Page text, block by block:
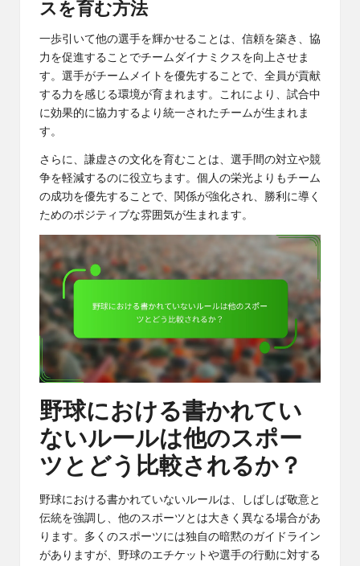
スを育む方法
一歩引いて他の選手を輝かせることは、信頼を築き、協
力を促進することでチームダイナミクスを向上させま
す。選手がチームメイトを優先することで、全員が貢献
する力を感じる環境が育まれます。これにより、試合中
に効果的に協力するより統一されたチームが生まれま
す。
さらに、謙虚さの文化を育むことは、選手間の対立や競
争を軽減するのに役立ちます。個人の栄光よりもチーム
の成功を優先することで、関係が強化され、勝利に導く
ためのポジティブな雰囲気が生まれます。
野球における書かれてい
ないルールは他のスポー
ツとどう比較されるか？
野球における書かれていないルールは、しばしば敬意と
伝統を強調し、他のスポーツとは大きく異なる場合があ
ります。多くのスポーツには独自の暗黙のガイドライン
がありますが、 野球のエチケット や選手の行動に対する